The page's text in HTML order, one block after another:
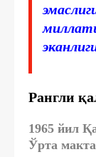
Рангли
1965 йил
Ўрта